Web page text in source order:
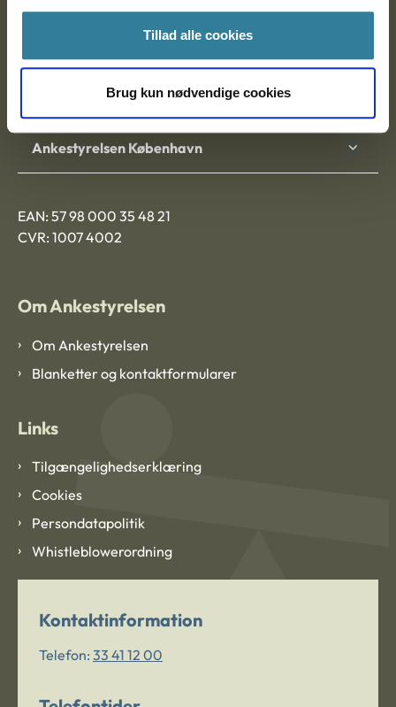
Tillad alle cookies
Brug kun nødvendige cookies
Ankestyrelsen Aalborg
Ankestyrelsen København
EAN: 57 98 000 35 48 21
CVR: 1007 4002
Om Ankestyrelsen
Om Ankestyrelsen
Blanketter og kontaktformularer
Links
Tilgængelighedserklæring
Cookies
Persondatapolitik
Whistleblowerordning
Kontaktinformation
Telefon: 33 41 12 00